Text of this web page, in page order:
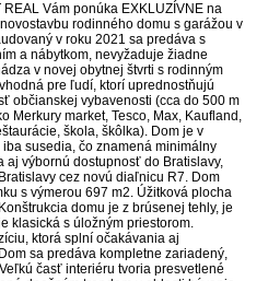
Vám ponúka EXKLUZÍVNE na
rodinného domu s garážou v
v roku 2021 sa predáva s
a nábytkom, nevyžaduje žiadne
v novej obytnej štvrti s rodinným
pre ľudí, ktorí uprednostňujú
občianskej vybavenosti (cca do 500 m
Merkury market, Tesco, Max, Kaufland,
škola, škôlka). Dom je v
susedia, čo znamená minimálny
aj výbornú dostupnosť do Bratislavy,
cez novú diaľnicu R7. Dom
s výmerou 697 m2. Úžitková plocha
domu je z brúsenej tehly, je
klasická s úložným priestorom.
ktorá splní očakávania aj
sa predáva kompletne zariadený,
časť interiéru tvoria presvetlené